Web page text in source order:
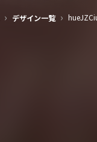
› デザイン一覧 ›